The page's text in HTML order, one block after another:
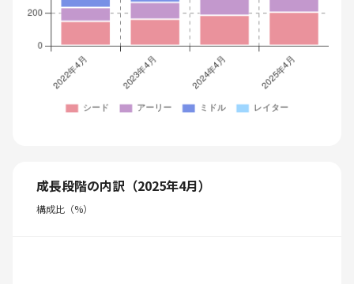
成長段階の内訳（2025年4月）
構成比（%）